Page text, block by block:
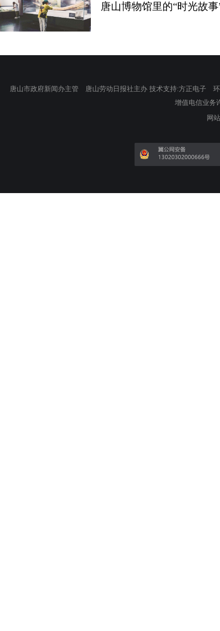
唐山博物馆里的“时光故事
唐山市政府新闻办主管 唐山劳动日报社主办 技术支持:方正电子
增值电信业务
网